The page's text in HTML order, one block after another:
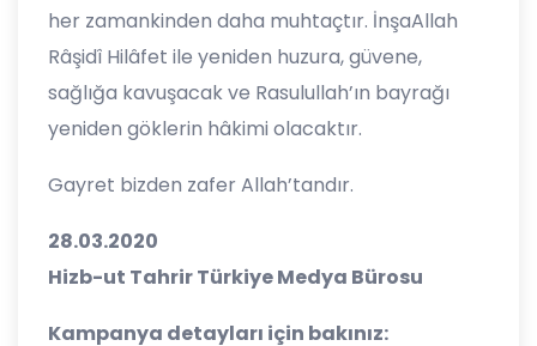
her zamankinden daha muhtaçtır. İnşaAllah
Râşidî Hilâfet ile yeniden huzura, güvene,
sağlığa kavuşacak ve Rasulullah’ın bayrağı
yeniden göklerin hâkimi olacaktır.
Gayret bizden zafer Allah’tandır.
28.03.2020
Hizb-ut Tahrir Türkiye Medya Bürosu
Kampanya detayları için bakınız: